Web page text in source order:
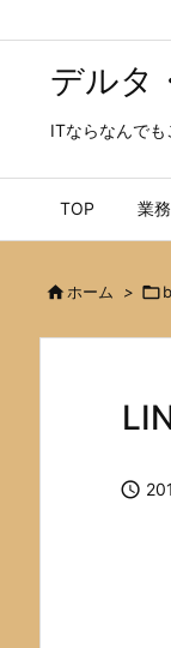
デルタ
ITならなんで
TOP 業
 ホーム > 
